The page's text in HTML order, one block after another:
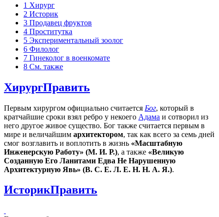
1 Хирург
2 Историк
3 Продавец фруктов
4 Проститутка
5 Экспериментальный зоолог
6 Филолог
7 Гинеколог в военкомате
8 См. также
ХирургПравить
Первым хирургом официально считается Бог, который в
кратчайшие сроки взял ребро у некоего Адама и сотворил из
него другое живое существо. Бог также считается первым в
мире и величайшим архитектором, так как всего за семь дней
смог возглавить и воплотить в жизнь «Масштабную
Инженерскую Работу» (М. И. Р.), а также «Великую
Созданную Его Ланитами Едва Не Нарушенную
Архитектурную Явь» (В. С. Е. Л. Е. Н. Н. А. Я.).
ИсторикПравить